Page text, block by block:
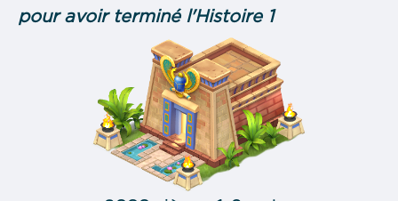
pour avoir terminé l'Histoire 1